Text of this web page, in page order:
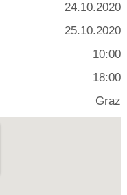
24.10.2020
25.10.2020
10:00
18:00
Graz